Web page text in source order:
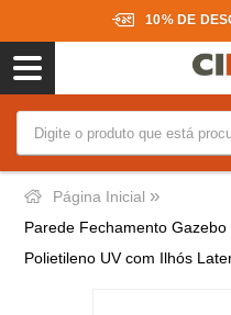
10% DE
Página Inicial »
Parede Fechamento
Polietileno UV com Ilhós